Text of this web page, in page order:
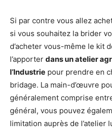
Si par contre vous allez
si vous souhaitez la brider
d’acheter vous-même le kit
l’apporter dans un atelier
l’Industrie pour prendre en
bridage. La main-d’œuvre
généralement comprise
général, vous pouvez
limitation auprès de l’atelier